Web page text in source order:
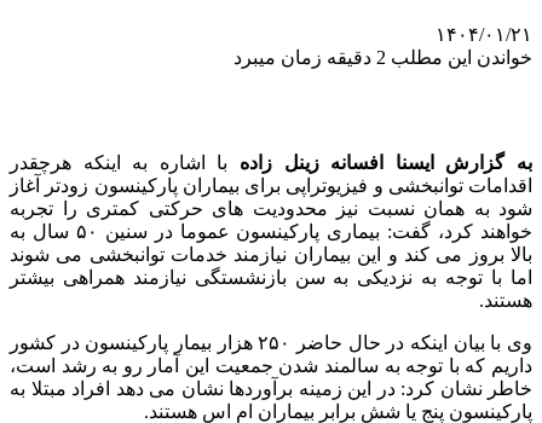
۱۴۰۴/۰۱/۲۱
خواندن این مطلب 2 دقیقه زمان میبرد
به گزارش ایسنا افسانه زینل زاده با اشاره به اینکه هرچقدر
اقدامات توانبخشی و فیزیوتراپی برای بیماران پارکینسون زودتر آغاز
شود به همان نسبت نیز محدودیت های حرکتی کمتری را تجربه
خواهند کرد، گفت: بیماری پارکینسون عموما در سنین ۵۰ سال به
بالا بروز می کند و این بیماران نیازمند خدمات توانبخشی می شوند
اما با توجه به نزدیکی به سن بازنشستگی نیازمند همراهی بیشتر
هستند.
وی با بیان اینکه در حال حاضر ٢۵۰ هزار بیمار پارکینسون در کشور
داریم که با توجه به سالمند شدن جمعیت این آمار رو به رشد است،
خاطر نشان کرد: در این زمینه برآوردها نشان می دهد افراد مبتلا به
پارکینسون پنج یا شش برابر بیماران ام اس هستند.